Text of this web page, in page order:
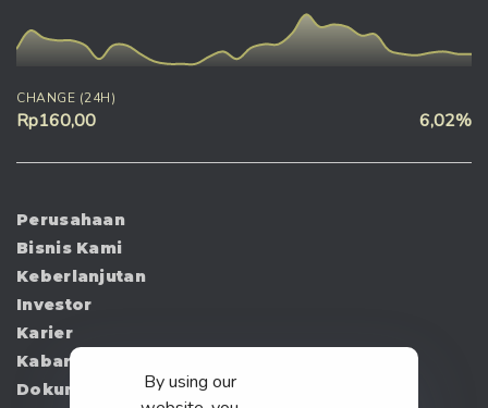
CHANGE (24H)
Rp160,00 6,02%
Perusahaan
Bisnis Kami
Keberlanjutan
Investor
Karier
Kabar
Dokumen
By using our